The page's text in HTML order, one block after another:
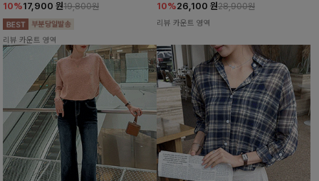
10%17,900 원19,800원
리뷰 카운트 영역
10%26,100 원28,900원
리뷰 카운트 영역